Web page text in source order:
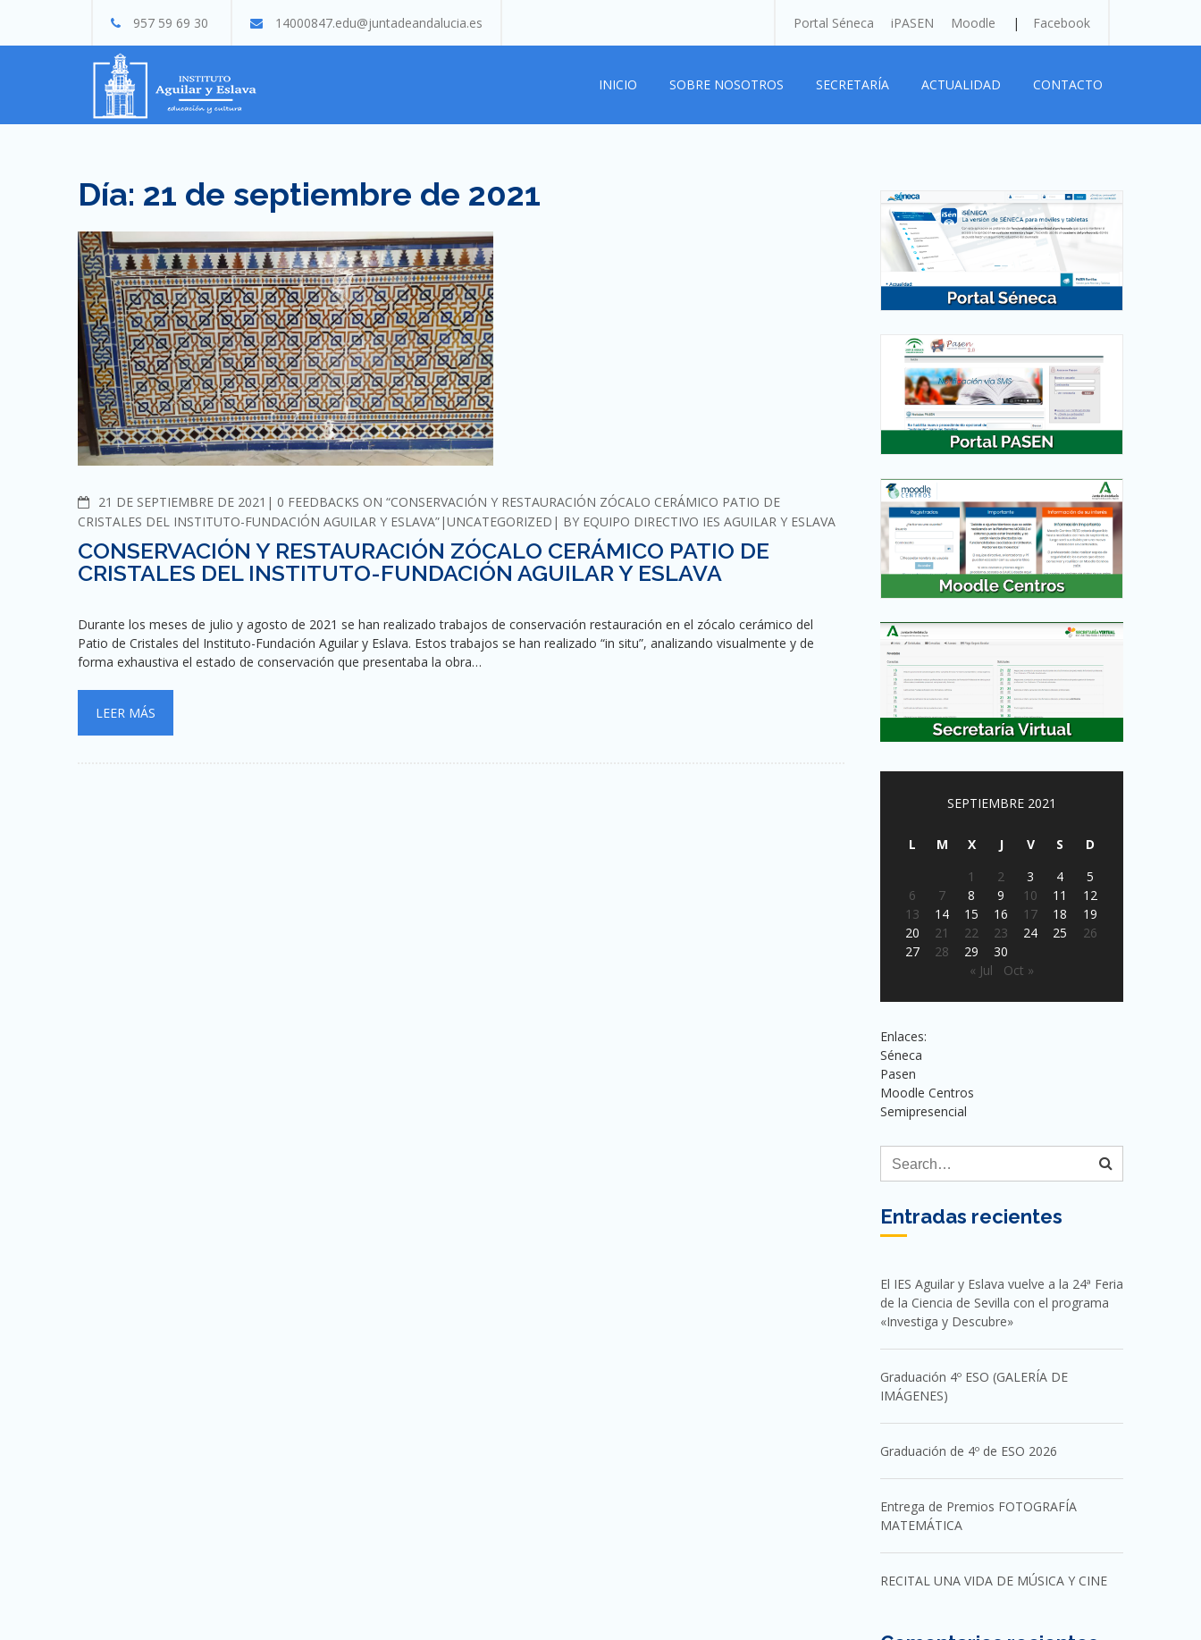
content
957 59 69 30 14000847.edu@juntadeandalucia.es Portal Séneca iPASEN Moodle Facebook
INICIO SOBRE NOSOTROS SECRETARÍA ACTUALIDAD CONTACTO
Día: 21 de septiembre de 2021
21 DE SEPTIEMBRE DE 2021 COMMENTS
0 FEEDBACKS ON “CONSERVACIÓN Y RESTAURACIÓN ZÓCALO CERÁMICO PATIO DE
CRISTALES DEL INSTITUTO-FUNDACIÓN AGUILAR Y ESLAVA” UNCATEGORIZED BY EQUIPO DIRECTIVO IES AGUILAR Y ESLAVA
CONSERVACIÓN Y RESTAURACIÓN ZÓCALO CERÁMICO PATIO DE
CRISTALES DEL INSTITUTO-FUNDACIÓN AGUILAR Y ESLAVA
Durante los meses de julio y agosto de 2021 se han realizado trabajos de conservación restauración en el zócalo cerámico del
Patio de Cristales del Instituto-Fundación Aguilar y Eslava. Estos trabajos se han realizado “in situ”, analizando visualmente y de
forma exhaustiva el estado de conservación que presentaba la obra…
LEER MÁS
SEPTIEMBRE 2021
L M X J V S
D
1
2 3 4
5
6
7 8 9 10 11
12
13
14 15 16 17 18
19
20
21 22 23 24 25
26
27
28 29
30
« Jul
Oct »
Enlaces:
Séneca
Pasen
Moodle Centros
Semipresencial
Entradas recientes
El IES Aguilar y Eslava vuelve a la 24ª Feria
de la Ciencia de Sevilla con el programa
«Investiga y Descubre»
Graduación 4º ESO (GALERÍA DE
IMÁGENES)
Graduación de 4º de ESO 2026
Entrega de Premios FOTOGRAFÍA
MATEMÁTICA
RECITAL UNA VIDA DE MÚSICA Y CINE